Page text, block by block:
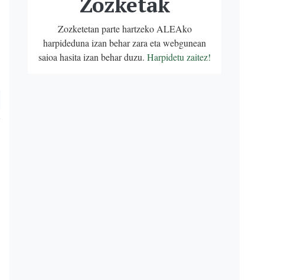
Zozketetan parte hartzeko ALEAko
harpideduna izan behar zara eta webgunean
saioa hasita izan behar duzu. Harpidetu zaitez!